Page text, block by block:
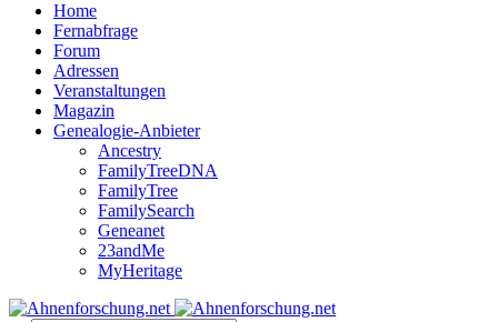
Home
Fernabfrage
Forum
Adressen
Veranstaltungen
Magazin
Genealogie-Anbieter
Ancestry
FamilyTreeDNA
FamilyTree
FamilySearch
Geneanet
23andMe
MyHeritage